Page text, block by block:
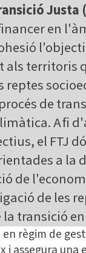
Justa
en
als territoris
de
A fi
el FTJ
a la
de
de les
la transició
en règim de